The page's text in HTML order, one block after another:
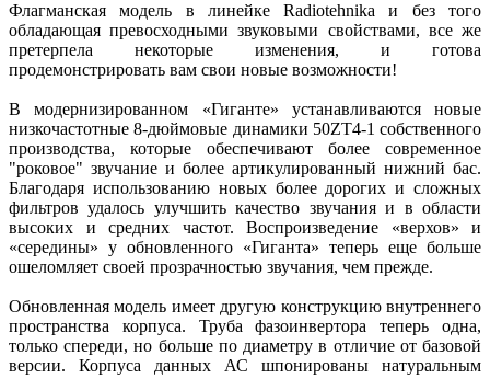
Флагманская модель в линейке Radiotehnika и без того
обладающая превосходными звуковыми свойствами, все же
претерпела некоторые изменения, и готова
продемонстрировать вам свои новые возможности!
В модернизированном «Гиганте» устанавливаются новые
низкочастотные 8-дюймовые динамики 50ZT4-1 собственного
производства, которые обеспечивают более современное
"роковое" звучание и более артикулированный нижний бас.
Благодаря использованию новых более дорогих и сложных
фильтров удалось улучшить качество звучания и в области
высоких и средних частот. Воспроизведение «верхов» и
«середины» у обновленного «Гиганта» теперь еще больше
ошеломляет своей прозрачностью звучания, чем прежде.
Обновленная модель имеет другую конструкцию внутреннего
пространства корпуса. Труба фазоинвертора теперь одна,
только спереди, но больше по диаметру в отличие от базовой
версии. Корпуса данных АС шпонированы натуральным